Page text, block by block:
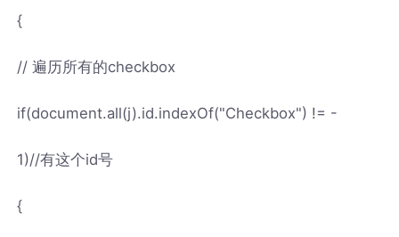
{
// 遍历所有的checkbox
if(document.all(j).id.indexOf("Checkbox") != -
1)//有这个id号
{